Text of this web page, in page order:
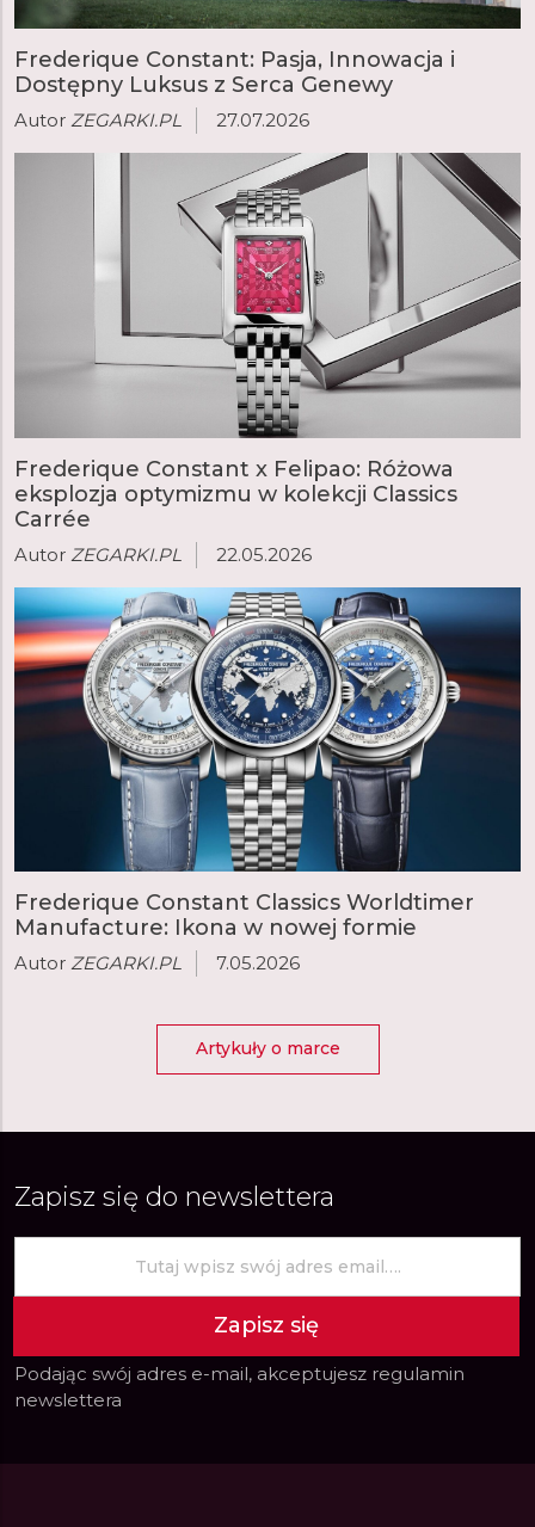
Pimowi Köeslagowi, który po ukończeniu szkoły
Patek Philippe i przyjął kluczową rolę u boku założycieli
marki, aby rozpocząć opracowywanie kalibrów
Manufacture. Obejmują one mechanizmy z najbardziej
lub wieczny kalendarz oraz chronograf flyback.
Frederique Constant: Pasja, Innowacja i
Dostępny Luksus z Serca Genewy
Autor ZEGARKI.PL 27.07.2026
Frederique Constant x Felipao: Różowa
eksplozja optymizmu w kolekcji Classics
Carrée
Autor ZEGARKI.PL 22.05.2026
Frederique Constant Classics Worldtimer
Manufacture: Ikona w nowej formie
Autor ZEGARKI.PL 7.05.2026
Artykuły o marce
Zapisz się do newslettera
Zapisz się
Podając swój adres e-mail, akceptujesz regulamin
newslettera